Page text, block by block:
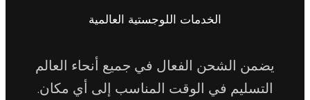
الخدمات اللوجستية العالمية
الشحن الفعال في جميع أنحاء العالم
في الوقت المناسب إلى أي مكان.